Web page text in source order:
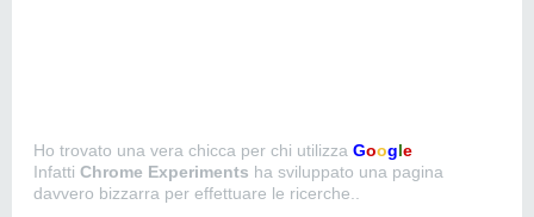
Ho trovato una vera chicca per chi utilizza Google
Infatti Chrome Experiments ha sviluppato una pagina
davvero bizzarra per effettuare le ricerche..